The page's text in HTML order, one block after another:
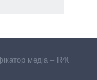
медіа – R40-